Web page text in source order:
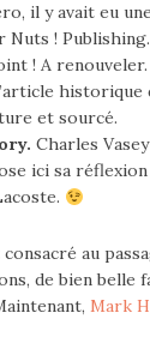
il y avait eu
!
! A renouveler.
et sourcé.
Charles
ici sa
au
de bien belle
Mark